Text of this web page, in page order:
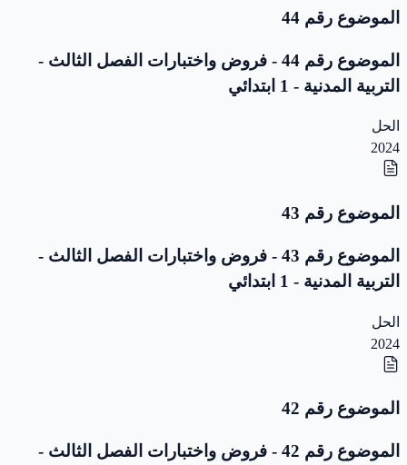
الموضوع رقم 44
الموضوع رقم 44 - فروض واختبارات الفصل الثالث -
التربية المدنية - 1 ابتدائي
الحل
2024
الموضوع رقم 43
الموضوع رقم 43 - فروض واختبارات الفصل الثالث -
التربية المدنية - 1 ابتدائي
الحل
2024
الموضوع رقم 42
الموضوع رقم 42 - فروض واختبارات الفصل الثالث -